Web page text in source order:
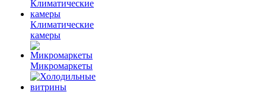
Климатические
камеры
Микромаркеты